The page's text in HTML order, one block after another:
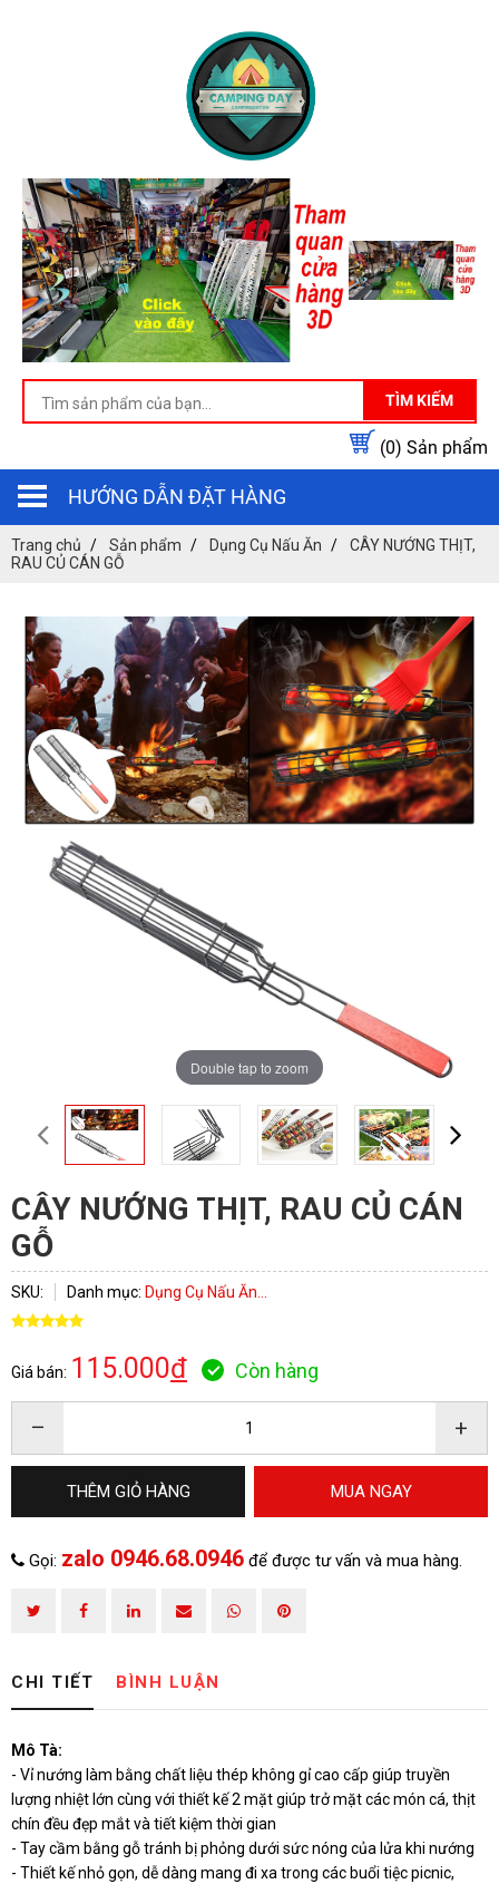
TÌM KIẾM
(0) Sản phẩm
HƯỚNG DẪN ĐẶT HÀNG
Trang chủ Sản phẩm Dụng Cụ Nấu Ăn
CÂY NƯỚNG THỊT,
RAU CỦ CÁN GỖ
Double tap to zoom
CÂY NƯỚNG THỊT, RAU CỦ CÁN
GỖ
SKU: Danh mục: Dụng Cụ Nấu Ăn...
Giá bán: 115.000đ Còn hàng
– +
THÊM GIỎ HÀNG MUA NGAY
Gọi: zalo 0946.68.0946 để được tư vấn và mua hàng.
CHI TIẾT BÌNH LUẬN
Mô Tà:
- Vỉ nướng làm bằng chất liệu thép không gỉ cao cấp giúp truyền
lượng nhiệt lớn cùng với thiết kế 2 mặt giúp trở mặt các món cá, thịt
chín đều đẹp mắt và tiết kiệm thời gian
- Tay cầm bằng gỗ tránh bị phỏng dưới sức nóng của lửa khi nướng
- Thiết kế nhỏ gọn, dễ dàng mang đi xa trong các buổi tiệc picnic,